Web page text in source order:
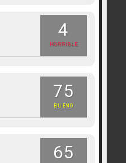
4
HORRIBLE
75
BUENO
65